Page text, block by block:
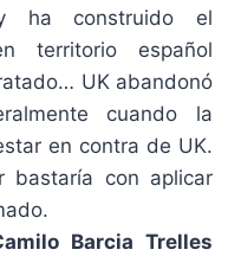
ha construido el
territorio español
UK abandonó
cuando la
en contra de UK.
bastaría con aplicar
Barcia Trelles